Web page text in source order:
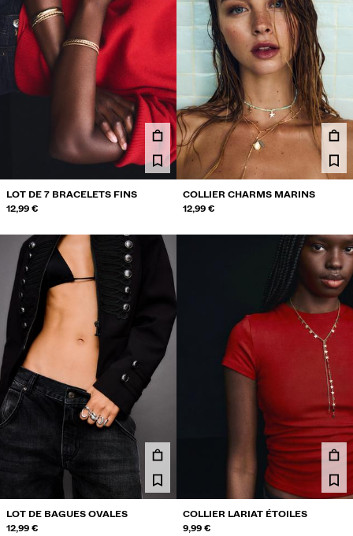
LOT DE 7 BRACELETS FINS
12,99 €
COLLIER CHARMS MARINS
12,99 €
LOT DE BAGUES OVALES
12,99 €
COLLIER LARIAT ÉTOILES
9,99 €